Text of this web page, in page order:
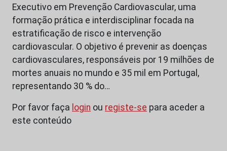
Executivo em Prevenção Cardiovascular, uma
formação prática e interdisciplinar focada na
estratificação de risco e intervenção
cardiovascular. O objetivo é prevenir as doenças
cardiovasculares, responsáveis por 19 milhões de
mortes anuais no mundo e 35 mil em Portugal,
representando 30 % do…
Por favor faça login ou registe-se para aceder a
este conteúdo